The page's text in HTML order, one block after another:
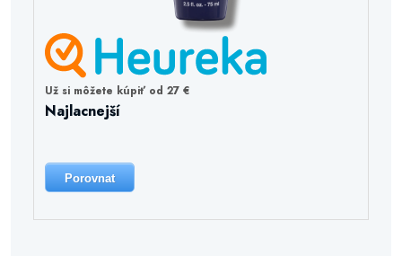
Už si môžete kúpiť od 27 €
Najlacnejší
Porovnat